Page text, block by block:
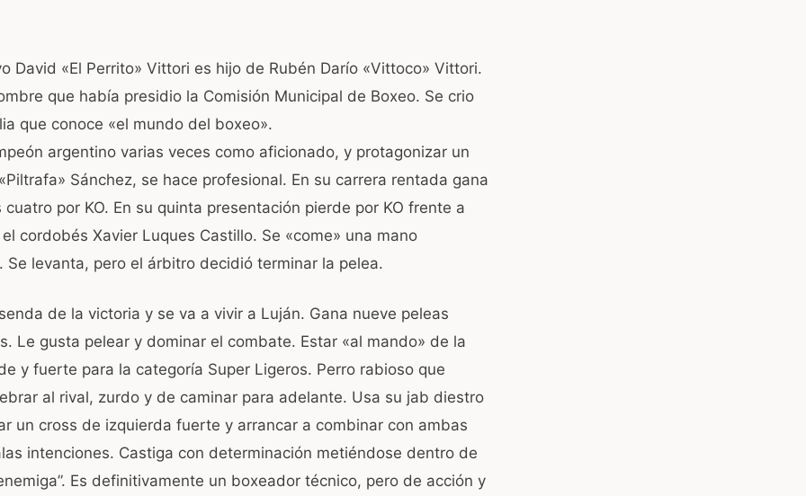
David «El Perrito» Vittori es hijo de Rubén Darío «Vittoco» Vittori.
que había presidio la Comisión Municipal de Boxeo. Se crio
que conoce «el mundo del boxeo».
argentino varias veces como aficionado, y protagonizar un
Sánchez, se hace profesional. En su carrera rentada gana
cuatro por KO. En su quinta presentación pierde por KO frente a
cordobés Xavier Luques Castillo. Se «come» una mano
Se levanta, pero el árbitro decidió terminar la pelea.
de la victoria y se va a vivir a Luján. Gana nueve peleas
Le gusta pelear y dominar el combate. Estar «al mando» de la
y fuerte para la categoría Super Ligeros. Perro rabioso que
al rival, zurdo y de caminar para adelante. Usa su jab diestro
un cross de izquierda fuerte y arrancar a combinar con ambas
intenciones. Castiga con determinación metiéndose dentro de
Es definitivamente un boxeador técnico, pero de acción y